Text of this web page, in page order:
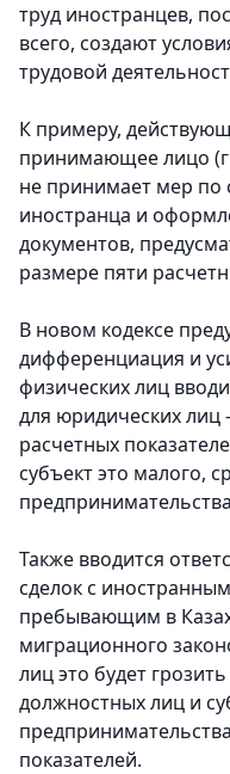
труд иностранцев,
всего, создают
трудовой
К примеру,
принимающее лицо
не принимает мер по
иностранца и
документов,
размере пяти
В новом кодексе
дифференциация и
физических лиц
для юридических лиц
расчетных
субъект это малого,
Также вводится
сделок с
пребывающим в
миграционного
лиц это будет
должностных лиц и
показателей.